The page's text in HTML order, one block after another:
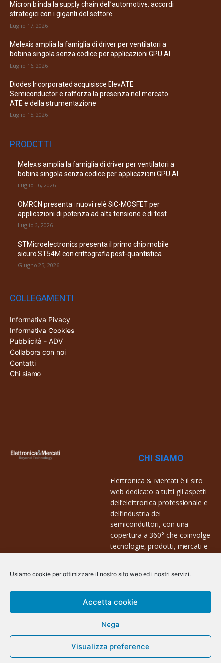
Usiamo cookie per ottimizzare il nostro sito web ed i nostri servizi.
Accetta cookie
Nega
Visualizza preference
Micron blinda la supply chain dell’automotive: accordi
strategici con i giganti del settore
Luglio 17, 2026
Melexis amplia la famiglia di driver per ventilatori a
bobina singola senza codice per applicazioni GPU AI
Luglio 16, 2026
Diodes Incorporated acquisisce ElevATE
Semiconductor e rafforza la presenza nel mercato
ATE e della strumentazione
Luglio 15, 2026
PRODOTTI
Melexis amplia la famiglia di driver per ventilatori a
bobina singola senza codice per applicazioni GPU AI
Luglio 16, 2026
OMRON presenta i nuovi relè SiC-MOSFET per
applicazioni di potenza ad alta tensione e di test
Luglio 2, 2026
STMicroelectronics presenta il primo chip mobile
sicuro ST54M con crittografia post-quantistica
Giugno 25, 2026
COLLEGAMENTI
Informativa Pivacy
Informativa Cookies
Pubblicità - ADV
Collabora con noi
Contatti
Chi siamo
CHI SIAMO
Elettronica & Mercati è il sito
web dedicato a tutti gli aspetti
dell’elettronica professionale e
dell’industria dei
semiconduttori, con una
copertura a 360° che coinvolge
tecnologie, prodotti, mercati e
Contatti:
info@arscommunication.it
@ArsCommunication 2023